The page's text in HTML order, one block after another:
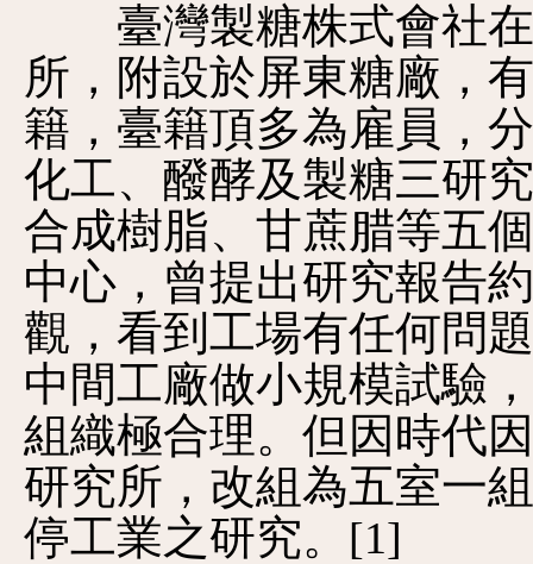
臺灣製糖株式會社在
所，附設於屏東糖廠，
籍，臺籍頂多為雇員，
化工、醱酵及製糖三研
合成樹脂、甘蔗腊等五
中心，曾提出研究報告
觀，看到工場有任何問
中間工廠做小規模試驗
組織極合理。但因時代
研究所，改組為五室一
停工業之研究。 [1]